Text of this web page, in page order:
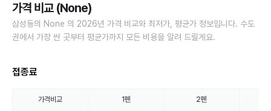
가격 비교 (None)
삼성동의 None 의 2026년 가격 비교와 최저가, 평균가 정보입니다. 수도
권에서 가장 싼 곳부터 평균가까지 모든 비용을 알려 드릴게요.
접종료
가격비교 1펜 2펜